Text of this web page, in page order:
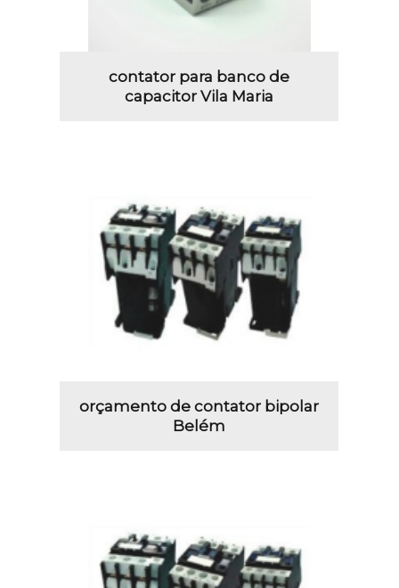
contator para banco de
capacitor Vila Maria
orçamento de contator bipolar
Belém